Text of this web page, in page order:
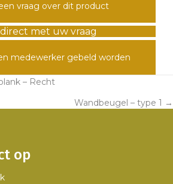
vraag over dit product
met uw vraag
medewerker gebeld worden
– Recht
Wandbeugel – type 1 →
op